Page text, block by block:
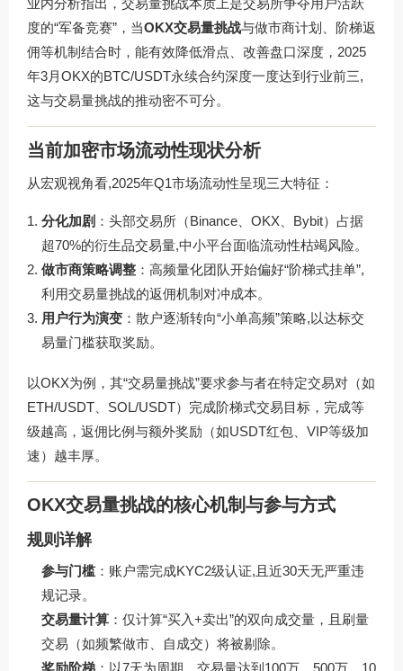
业内分析指出，交易量挑战本质上是交易所争夺用户活跃
度的“军备竞赛”，当OKX交易量挑战与做市商计划、阶梯返
佣等机制结合时，能有效降低滑点、改善盘口深度，2025
年3月OKX的BTC/USDT永续合约深度一度达到行业前三,
这与交易量挑战的推动密不可分。
当前加密市场流动性现状分析
从宏观视角看,2025年Q1市场流动性呈现三大特征：
分化加剧 ：头部交易所（Binance、OKX、Bybit）占据
超70%的衍生品交易量,中小平台面临流动性枯竭风险。
做市商策略调整 ：高频量化团队开始偏好“阶梯式挂单”,
利用交易量挑战的返佣机制对冲成本。
用户行为演变 ：散户逐渐转向“小单高频”策略,以达标交
易量门槛获取奖励。
以OKX为例，其“交易量挑战”要求参与者在特定交易对（如
ETH/USDT、SOL/USDT）完成阶梯式交易目标，完成等
级越高，返佣比例与额外奖励（如USDT红包、VIP等级加
速）越丰厚。
OKX交易量挑战的核心机制与参与方式
规则详解
参与门槛：账户需完成KYC2级认证,且近30天无严重违
规记录。
交易量计算 ：仅计算“买入+卖出”的双向成交量，且刷量
交易（如频繁做市、自成交）将被剔除。